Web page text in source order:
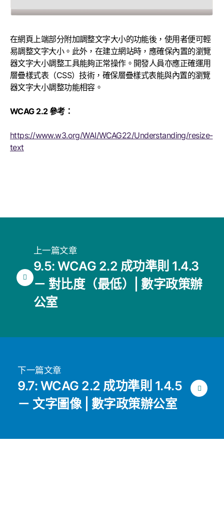
在網頁上端部分附加調整文字大小的功能後，使用者便可輕
易調整文字大小。此外，在建立網站時，應確保內置的瀏覽
器文字大小調整工具能夠正常操作。開發人員亦應正確運用
層疊樣式表（CSS）技術，確保層疊樣式表能與內置的瀏覽
器文字大小調整功能相容。
WCAG 2.2 參考：
https://www.w3.org/WAI/WCAG22/Understanding/resize-
text
上一篇文章
9.5: WCAG 2.2 成功準則 1.4.3
－ 對比度（最低）| 數字政策辦
公室
下一篇文章
9.7: WCAG 2.2 成功準則 1.4.5
－ 文字圖像 | 數字政策辦公室